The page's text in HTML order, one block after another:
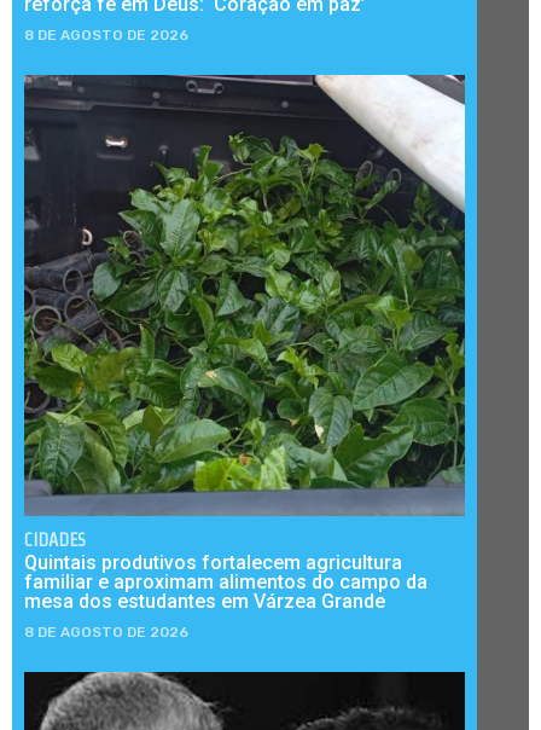
8 DE AGOSTO DE 2026
CIDADES
Quintais produtivos fortalecem agricultura
familiar e aproximam alimentos do campo da
mesa dos estudantes em Várzea Grande
8 DE AGOSTO DE 2026